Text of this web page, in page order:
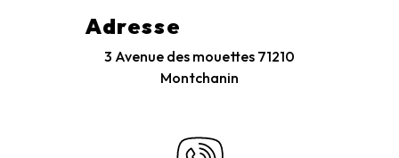
Adresse
3 Avenue des mouettes 71210
Montchanin